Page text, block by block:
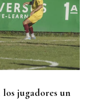
jugadores un